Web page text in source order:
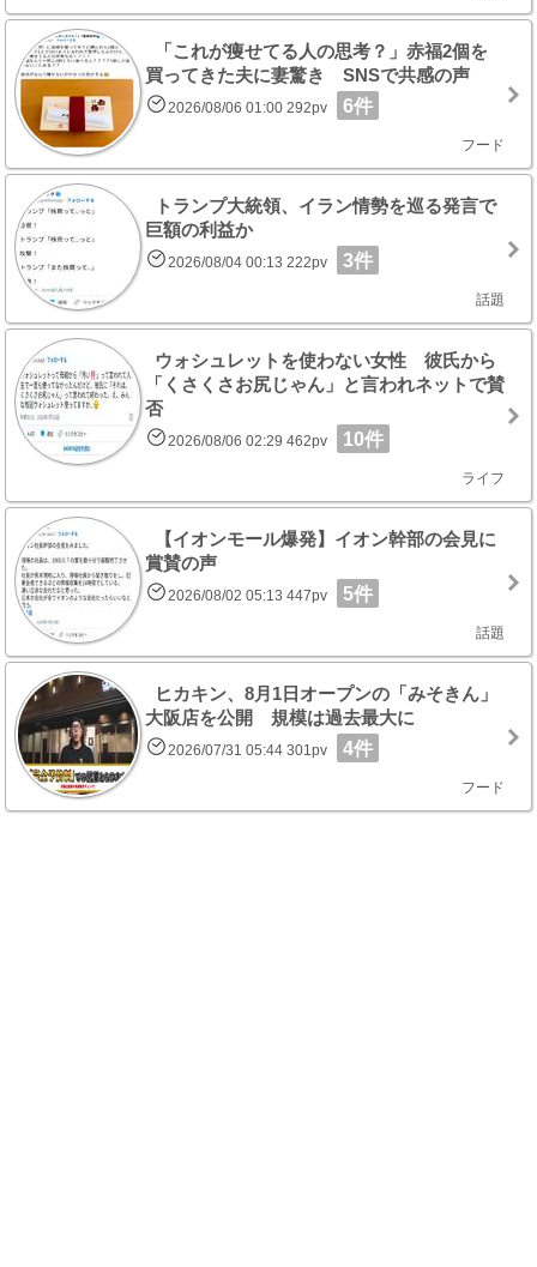
「これが痩せてる人の思考？」赤福2個を
買ってきた夫に妻驚き SNSで共感の声
2026/08/06 01:00 292pv 6件
フード
トランプ大統領、イラン情勢を巡る発言で
巨額の利益か
2026/08/04 00:13 222pv 3件
話題
ウォシュレットを使わない女性 彼氏から
「くさくさお尻じゃん」と言われネットで賛
否
2026/08/06 02:29 462pv 10件
ライフ
【イオンモール爆発】イオン幹部の会見に
賞賛の声
2026/08/02 05:13 447pv 5件
話題
ヒカキン、8月1日オープンの「みそきん」
大阪店を公開 規模は過去最大に
2026/07/31 05:44 301pv 4件
フード